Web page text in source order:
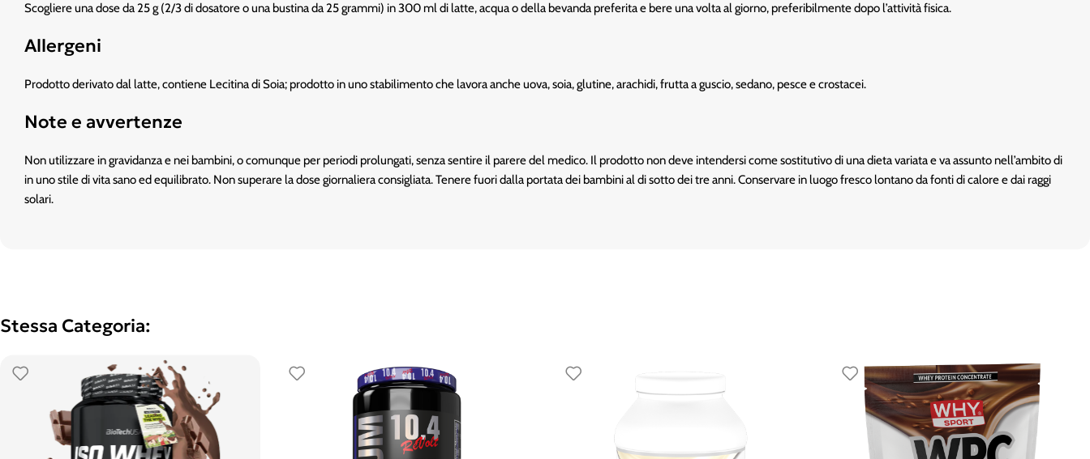
Scogliere una dose da 25 g (2/3 di dosatore o una bustina da 25 grammi) in 300 ml di latte, acqua o della bevanda preferita e bere una volta al giorno, preferibilmente dopo l’attività fisica.
Allergeni
Prodotto derivato dal latte, contiene Lecitina di Soia; prodotto in uno stabilimento che lavora anche uova, soia, glutine, arachidi, frutta a guscio, sedano, pesce e crostacei.
Note e avvertenze
Non utilizzare in gravidanza e nei bambini, o comunque per periodi prolungati, senza sentire il parere del medico. Il prodotto non deve intendersi come sostitutivo di una dieta variata e va assunto nell’ambito di
in uno stile di vita sano ed equilibrato. Non superare la dose giornaliera consigliata. Tenere fuori dalla portata dei bambini al di sotto dei tre anni. Conservare in luogo fresco lontano da fonti di calore e dai raggi
solari.
Stessa Categoria: